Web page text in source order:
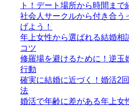
ト！デート場所から時間まで
社会人サークルから付き合う
げよう！
年上女性から選ばれる結婚相
コツ
修羅場を避けるために！逆玉
行動
確実に結婚に近づく！婚活2
法
婚活で年齢に差がある年上女